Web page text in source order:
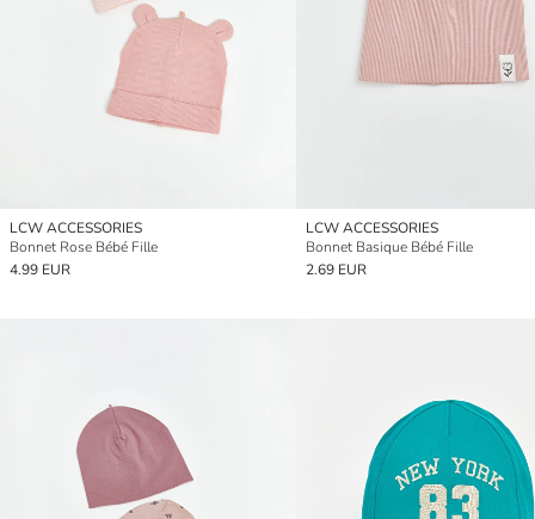
LCW ACCESSORIES
Bonnet Rose Bébé Fille
4.99 EUR
LCW ACCESSORIES
Bonnet Basique Bébé Fille
2.69 EUR